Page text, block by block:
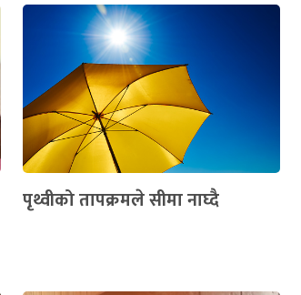
पृथ्वीको तापक्रमले सीमा नाघ्दै